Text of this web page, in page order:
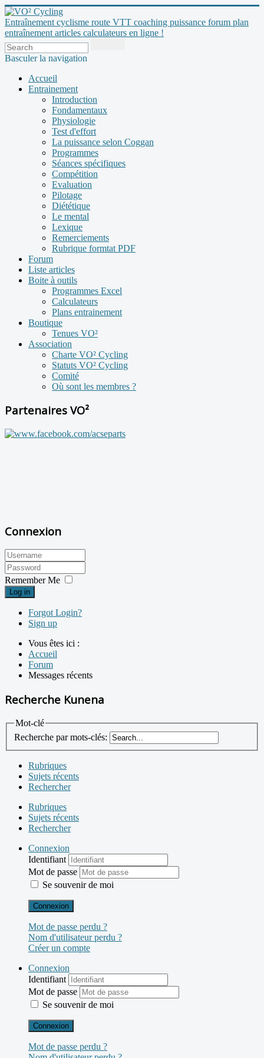
Entraînement cyclisme route VTT coaching puissance forum plan
entraînement articles calculateurs en ligne !
Basculer la navigation
Accueil
Entrainement
Introduction
Fondamentaux
Physiologie
Test d'effort
La puissance selon Coggan
Programmes
Séances spécifiques
Compétition
Evaluation
Pilotage
Diététique
Le mental
Lexique
Remerciements
Rubrique formtat PDF
Forum
Liste articles
Boite à outils
Programmes Excel
Calculateurs
Plans entrainement
Boutique
Tenues VO²
Association
Charte VO² Cycling
Statuts VO² Cycling
Comité
Où sont les membres ?
Partenaires VO²
Connexion
Remember Me
Log in
Forgot Login?
Sign up
Vous êtes ici :
Accueil
Forum
Messages récents
Recherche Kunena
Mot-clé
Recherche par mots-clés:
Rubriques
Sujets récents
Rechercher
Rubriques
Sujets récents
Rechercher
Connexion
Identifiant
Mot de passe
Se souvenir de moi
Connexion
Mot de passe perdu ?
Nom d'utilisateur perdu ?
Créer un compte
Connexion
Identifiant
Mot de passe
Se souvenir de moi
Connexion
Mot de passe perdu ?